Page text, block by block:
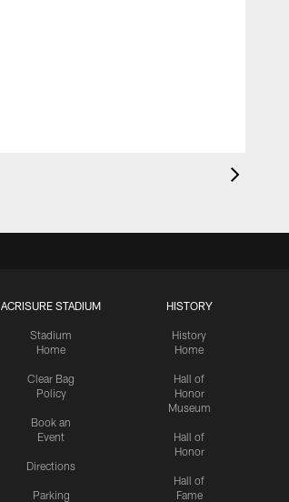
ACRISURE STADIUM
Stadium
Home
Clear Bag
Policy
Book an
Event
Directions
Parking
HISTORY
History
Home
Hall of
Honor
Museum
Hall of
Honor
Hall of
Fame